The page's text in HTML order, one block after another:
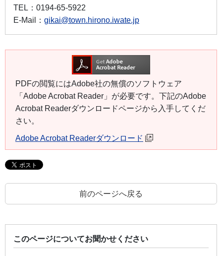
TEL： 0194-65-5922
E-Mail： gikai@town.hirono.iwate.jp
PDFの閲覧にはAdobe社の無償のソフトウェア
「Adobe Acrobat Reader」が必要です。下記のAdobe
Acrobat Readerダウンロードページから入手してくだ
さい。
Adobe Acrobat Readerダウンロード
前のページへ戻る
このページについてお聞かせください